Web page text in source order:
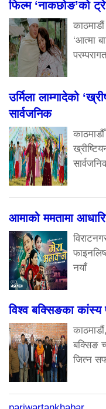
आमाको ममतामा
नयाँ
विश्व बक्सिङका कांस्य
बक्सिङ
जित्न
pariwartankhabar
ताजा अपडेट
काठमाडौं ४ मा
घण्टी बोकेर